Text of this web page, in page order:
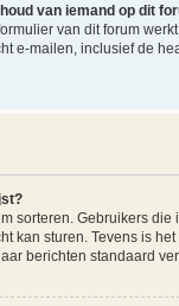
van iemand op dit
van dit forum
e-mailen, inclusief de
sorteren. Gebruikers
kan sturen. Tevens is
berichten standaard